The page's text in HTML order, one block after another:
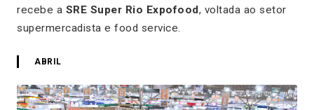
recebe a SRE Super Rio Expofood, voltada ao setor
supermercadista e food service.
ABRIL